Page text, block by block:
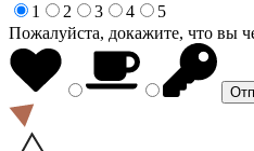
1
2 3 4
5
Пожалуйста, докажите, что вы